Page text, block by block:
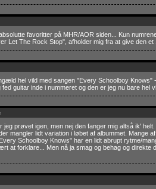
favoritter på MHR/AOR siden... Kun
Let The Rock Stop", afholder mig fra at give den et
hel vild med sangen "Every Schoolboy Knows"
fed guitar inde i nummeret og den er jeg nu bare hel
jeg prøvet igen, men nej den fanger mig altså ik'
mangler lidt variation i løbet af albummet. Mange
Schoolboy Knows" har en lidt abrupt rytme/
at forklare... Men nå ja smag og behag og direkte